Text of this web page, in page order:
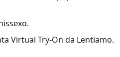
Virtual Try-On da Lentiamo.